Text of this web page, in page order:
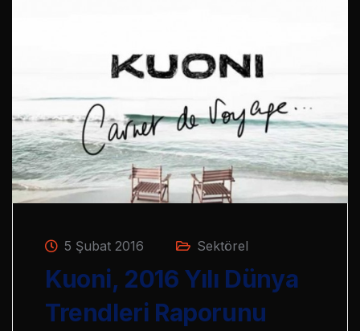
5 Şubat 2016 Sektörel
Kuoni, 2016 Yılı Dünya
Trendleri Raporunu